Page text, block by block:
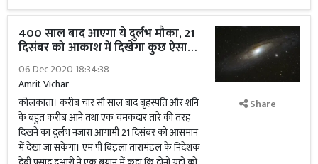
400 साल बाद आएगा ये दुर्लभ मौका, 21
दिसंबर को आकाश में दिखेगा कुछ ऐसा…
06 Dec 2020 18:34:38
Amrit Vichar
कोलकाता। करीब चार सौ साल बाद बृहस्पति और शनि
के बहुत करीब आने तथा एक चमकदार तारे की तरह
दिखने का दुर्लभ नजारा आगामी 21 दिसंबर को आसमान
में देखा जा सकेगा। एम पी बिड़ला तारामंडल के निदेशक
Share